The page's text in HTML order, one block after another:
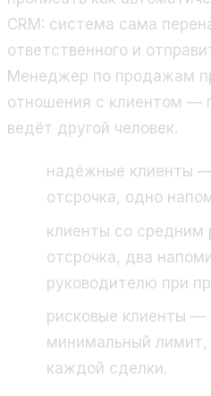
CRM: система сама
ответственного и
Менеджер по продажам
отношения с клиентом —
ведёт другой человек.
надёжные клиенты
отсрочка, одно
клиенты со средним
отсрочка, два
руководителю при
рисковые клиенты —
минимальный лимит,
каждой сделки.